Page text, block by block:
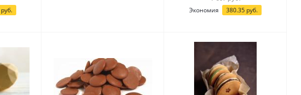
руб. Экономия 380.35 руб.